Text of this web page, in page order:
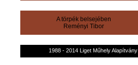
A törpék belsejében
Reményi Tibor
1988 - 2014 Liget Műhely Alapítvány